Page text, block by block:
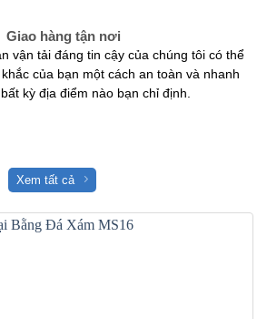
Giao hàng tận nơi
vận tải đáng tin cậy của chúng tôi có thể
của bạn một cách an toàn và nhanh
kỳ địa điểm nào bạn chỉ định.
Xem tất cả